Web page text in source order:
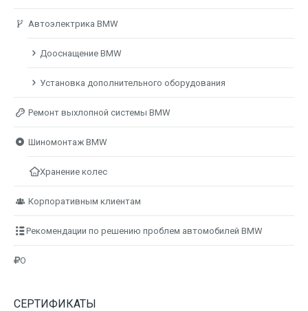
Автоэлектрика BMW
Дооснащение BMW
Установка дополнительного оборудования
Ремонт выхлопной системы BMW
Шиномонтаж BMW
Хранение колес
Корпоративным клиентам
Рекомендации по решению проблем автомобилей BMW
О
СЕРТИФИКАТЫ